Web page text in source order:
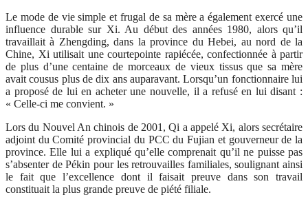
Le mode de vie simple et frugal de sa mère a également exercé une
influence durable sur Xi. Au début des années 1980, alors qu’il
travaillait à Zhengding, dans la province du Hebei, au nord de la
Chine, Xi utilisait une courtepointe rapiécée, confectionnée à partir
de plus d’une centaine de morceaux de vieux tissus que sa mère
avait cousus plus de dix ans auparavant. Lorsqu’un fonctionnaire lui
a proposé de lui en acheter une nouvelle, il a refusé en lui disant :
« Celle-ci me convient. »
Lors du Nouvel An chinois de 2001, Qi a appelé Xi, alors secrétaire
adjoint du Comité provincial du PCC du Fujian et gouverneur de la
province. Elle lui a expliqué qu’elle comprenait qu’il ne puisse pas
s’absenter de Pékin pour les retrouvailles familiales, soulignant ainsi
le fait que l’excellence dont il faisait preuve dans son travail
constituait la plus grande preuve de piété filiale.